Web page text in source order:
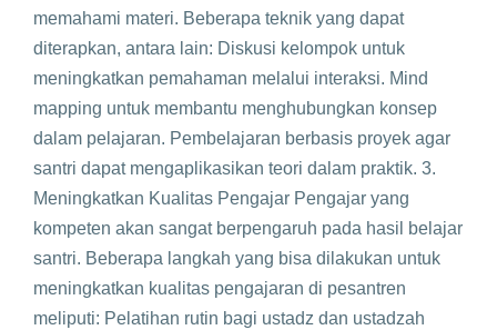
memahami materi. Beberapa teknik yang dapat
diterapkan, antara lain: Diskusi kelompok untuk
meningkatkan pemahaman melalui interaksi. Mind
mapping untuk membantu menghubungkan konsep
dalam pelajaran. Pembelajaran berbasis proyek agar
santri dapat mengaplikasikan teori dalam praktik. 3.
Meningkatkan Kualitas Pengajar Pengajar yang
kompeten akan sangat berpengaruh pada hasil belajar
santri. Beberapa langkah yang bisa dilakukan untuk
meningkatkan kualitas pengajaran di pesantren
meliputi: Pelatihan rutin bagi ustadz dan ustadzah